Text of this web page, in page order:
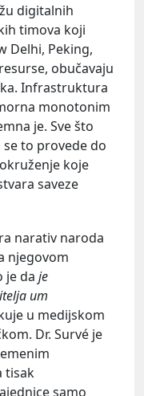
digitalnih
timova koji
Delhi, Peking,
obučavaju
Infrastruktura
monotonim
je. Sve što
to provede do
koje
saveze
narativ naroda
njegovom
je da je
um
u medijskom
Dr. Survé je
tisak
samo